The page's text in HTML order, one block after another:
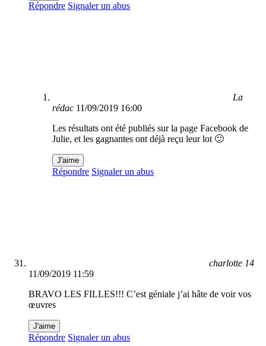
Répondre Signaler un abus
La
rédac 11/09/2019 16:00
Les résultats ont été publiés sur la page Facebook de
Julie, et les gagnantes ont déjà reçu leur lot 🙂
J'aime
Répondre Signaler un abus
charlotte 14
11/09/2019 11:59
BRAVO LES FILLES!!! C’est géniale j’ai hâte de voir vos
œuvres
J'aime
Répondre Signaler un abus